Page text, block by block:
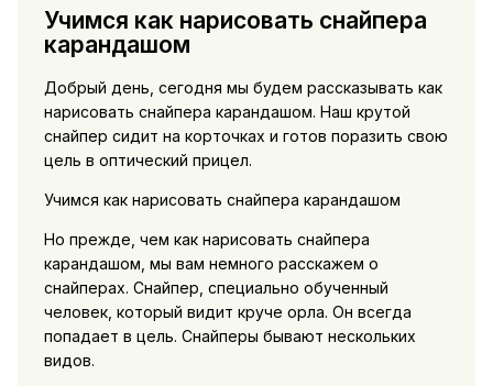
Учимся как нарисовать снайпера
карандашом
Добрый день, сегодня мы будем рассказывать как
нарисовать снайпера карандашом. Наш крутой
снайпер сидит на корточках и готов поразить свою
цель в оптический прицел.
Учимся как нарисовать снайпера карандашом
Но прежде, чем как нарисовать снайпера
карандашом, мы вам немного расскажем о
снайперах. Снайпер, специально обученный
человек, который видит круче орла. Он всегда
попадает в цель. Снайперы бывают нескольких
видов.